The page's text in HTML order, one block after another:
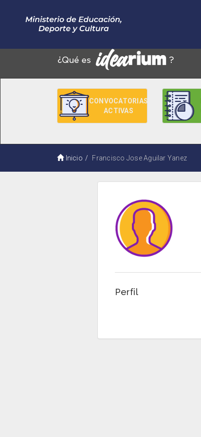
CONVOCATORIAS
ACTIVAS
Inicio Francisco Jose Aguilar Yanez
Perfil